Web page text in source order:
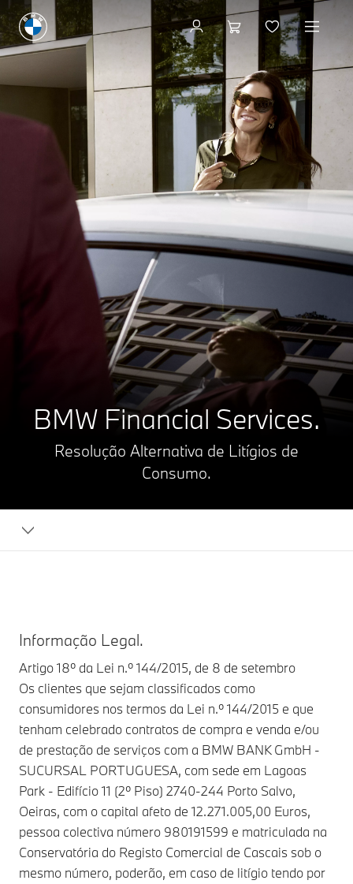
BMW Financial Services.
Resolução Alternativa de Litígios de
Consumo.
Informação Legal.
Artigo 18º da Lei n.º 144/2015, de 8 de setembro
Os clientes que sejam classificados como
consumidores nos termos da Lei n.º 144/2015 e que
tenham celebrado contratos de compra e venda e/ou
de prestação de serviços com a BMW BANK GmbH -
SUCURSAL PORTUGUESA, com sede em Lagoas
Park - Edifício 11 (2º Piso) 2740-244 Porto Salvo,
Oeiras, com o capital afeto de 12.271.005,00 Euros,
pessoa colectiva número 980191599 e matriculada na
Conservatória do Registo Comercial de Cascais sob o
mesmo número, poderão, em caso de litígio tendo por